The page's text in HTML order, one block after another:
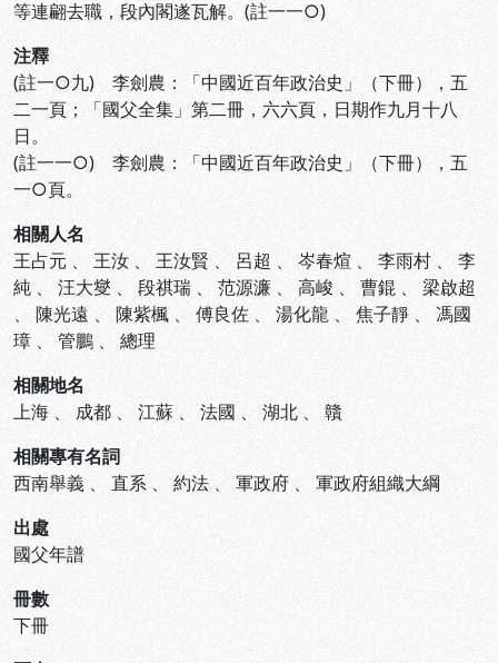
等連翩去職，段內閣遂瓦解。(註一一○)
注釋
(註一○九) 李劍農：「中國近百年政治史」（下冊），五
二一頁；「國父全集」第二冊，六六頁，日期作九月十八
日。
(註一一○) 李劍農：「中國近百年政治史」（下冊），五
一○頁。
相關人名
王占元 、 王汝 、 王汝賢 、 呂超 、 岑春煊 、 李雨村 、 李
純 、 汪大燮 、 段祺瑞 、 范源濂 、 高峻 、 曹錕 、 梁啟超
、 陳光遠 、 陳紫楓 、 傅良佐 、 湯化龍 、 焦子靜 、 馮國
璋 、 管鵬 、 總理
相關地名
上海 、 成都 、 江蘇 、 法國 、 湖北 、 贛
相關專有名詞
西南舉義 、 直系 、 約法 、 軍政府 、 軍政府組織大綱
出處
國父年譜
冊數
下冊